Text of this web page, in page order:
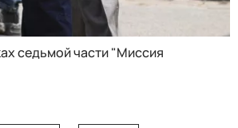
седьмой части "Миссия